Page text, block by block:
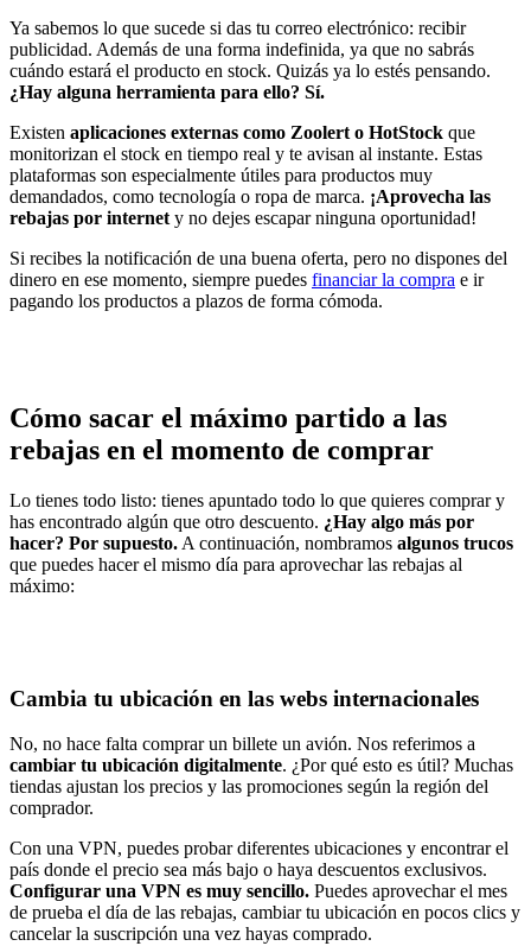
Ya sabemos lo que sucede si das tu correo electrónico: recibir
publicidad. Además de una forma indefinida, ya que no sabrás
cuándo estará el producto en stock. Quizás ya lo estés pensando.
¿Hay alguna herramienta para ello? Sí.
Existen aplicaciones externas como Zoolert o HotStock que
monitorizan el stock en tiempo real y te avisan al instante. Estas
plataformas son especialmente útiles para productos muy
demandados, como tecnología o ropa de marca. ¡Aprovecha las
rebajas por internet y no dejes escapar ninguna oportunidad!
Si recibes la notificación de una buena oferta, pero no dispones del
dinero en ese momento, siempre puedes financiar la compra e ir
pagando los productos a plazos de forma cómoda.
Cómo sacar el máximo partido a las
rebajas en el momento de comprar
Lo tienes todo listo: tienes apuntado todo lo que quieres comprar y
has encontrado algún que otro descuento. ¿Hay algo más por
hacer? Por supuesto. A continuación, nombramos algunos trucos
que puedes hacer el mismo día para aprovechar las rebajas al
máximo:
Cambia tu ubicación en las webs internacionales
No, no hace falta comprar un billete un avión. Nos referimos a
cambiar tu ubicación digitalmente. ¿Por qué esto es útil? Muchas
tiendas ajustan los precios y las promociones según la región del
comprador.
Con una VPN, puedes probar diferentes ubicaciones y encontrar el
país donde el precio sea más bajo o haya descuentos exclusivos.
Configurar una VPN es muy sencillo. Puedes aprovechar el mes
de prueba el día de las rebajas, cambiar tu ubicación en pocos clics y
cancelar la suscripción una vez hayas comprado.